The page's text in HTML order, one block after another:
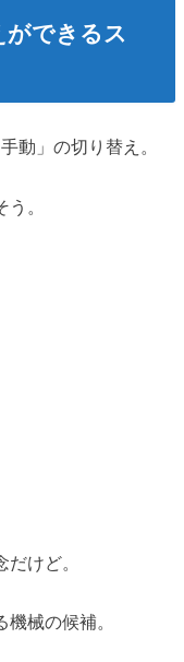
ができるス
動」の切り替え。
。
けど。
機械の候補。